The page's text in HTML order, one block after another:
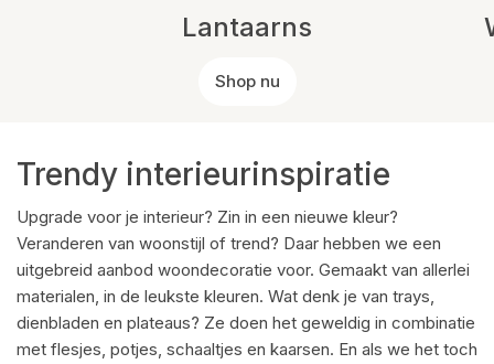
Lantaarns
Shop nu
Trendy interieurinspiratie
Upgrade voor je interieur? Zin in een nieuwe kleur?
Veranderen van woonstijl of trend? Daar hebben we een
uitgebreid aanbod woondecoratie voor. Gemaakt van allerlei
materialen, in de leukste kleuren. Wat denk je van trays,
dienbladen en plateaus? Ze doen het geweldig in combinatie
met flesjes, potjes, schaaltjes en kaarsen. En als we het toch